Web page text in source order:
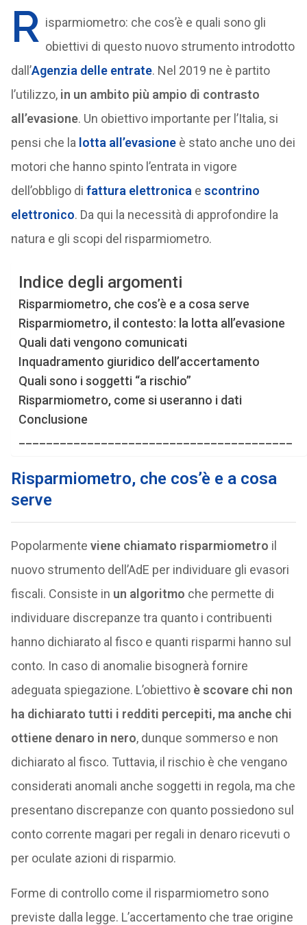
R isparmiometro: che cos’è e quali sono gli
obiettivi di questo nuovo strumento introdotto
dall’Agenzia delle entrate. Nel 2019 ne è partito
l’utilizzo, in un ambito più ampio di contrasto
all’evasione. Un obiettivo importante per l’Italia, si
pensi che la lotta all’evasioneè stato anche uno dei
motori che hanno spinto l’entrata in vigore
dell’obbligo di fattura elettronica e scontrino
elettronico. Da qui la necessità di approfondire la
natura e gli scopi del risparmiometro.
Indice degli argomenti
Risparmiometro, che cos’è e a cosa serve
Risparmiometro, il contesto: la lotta all’evasione
Quali dati vengono comunicati
Inquadramento giuridico dell’accertamento
Quali sono i soggetti “a rischio”
Risparmiometro, come si useranno i dati
Conclusione
Risparmiometro, che cos’è e a cosa
serve
Popolarmente viene chiamato risparmiometro il
nuovo strumento dell’AdE per individuare gli evasori
fiscali. Consiste in un algoritmo che permette di
individuare discrepanze tra quanto i contribuenti
hanno dichiarato al fisco e quanti risparmi hanno sul
conto. In caso di anomalie bisognerà fornire
adeguata spiegazione. L’obiettivoè scovare chi non
ha dichiarato tutti i redditi percepiti, ma anche chi
ottiene denaro in nero, dunque sommerso e non
dichiarato al fisco. Tuttavia, il rischio è che vengano
considerati anomali anche soggetti in regola, ma che
presentano discrepanze con quanto possiedono sul
conto corrente magari per regali in denaro ricevuti o
per oculate azioni di risparmio.
Forme di controllo come il risparmiometro sono
previste dalla legge. L’accertamento che trae origine